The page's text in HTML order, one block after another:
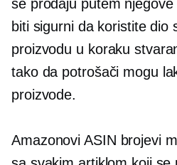
se prodaju putem
biti sigurni da koristite dio
proizvodu u koraku
tako da potrošači mogu
proizvode.
Amazonovi ASIN brojevi